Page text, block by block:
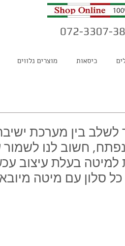
מוצרים נלווים כיסאות
לשלב בין מערכת
חשוב לנו לשמור
בעלת עיצוב
סלון עם מיטה